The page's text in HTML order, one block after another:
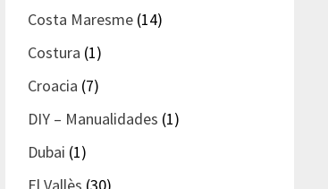
Costa Maresme (14)
Costura (1)
Croacia (7)
DIY – Manualidades (1)
Dubai (1)